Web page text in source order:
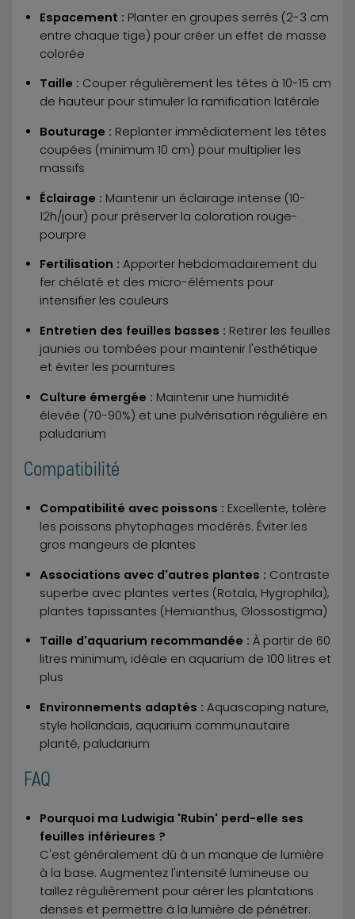
Espacement : Planter en groupes serrés (2-3 cm
entre chaque tige) pour créer un effet de masse
colorée
Taille : Couper régulièrement les têtes à 10-15 cm
de hauteur pour stimuler la ramification latérale
Bouturage : Replanter immédiatement les têtes
coupées (minimum 10 cm) pour multiplier les
massifs
Éclairage : Maintenir un éclairage intense (10-
12h/jour) pour préserver la coloration rouge-
pourpre
Fertilisation : Apporter hebdomadairement du
fer chélaté et des micro-éléments pour
intensifier les couleurs
Entretien des feuilles basses : Retirer les feuilles
jaunies ou tombées pour maintenir l'esthétique
et éviter les pourritures
Culture émergée : Maintenir une humidité
élevée (70-90%) et une pulvérisation régulière en
paludarium
Compatibilité
Compatibilité avec poissons : Excellente, tolère
les poissons phytophages modérés. Éviter les
gros mangeurs de plantes
Associations avec d'autres plantes : Contraste
superbe avec plantes vertes (Rotala, Hygrophila),
plantes tapissantes (Hemianthus, Glossostigma)
Taille d'aquarium recommandée : À partir de 60
litres minimum, idéale en aquarium de 100 litres et
plus
Environnements adaptés : Aquascaping nature,
style hollandais, aquarium communautaire
planté, paludarium
FAQ
Pourquoi ma Ludwigia 'Rubin' perd-elle ses
feuilles inférieures ?
C'est généralement dû à un manque de lumière
à la base. Augmentez l'intensité lumineuse ou
taillez régulièrement pour aérer les plantations
denses et permettre à la lumière de pénétrer.